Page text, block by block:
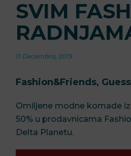
SVIM
11 Decembra, 2019
Fashion&Friends,
Omiljene modne komade
50% u prodavnicama
Delta Planetu.